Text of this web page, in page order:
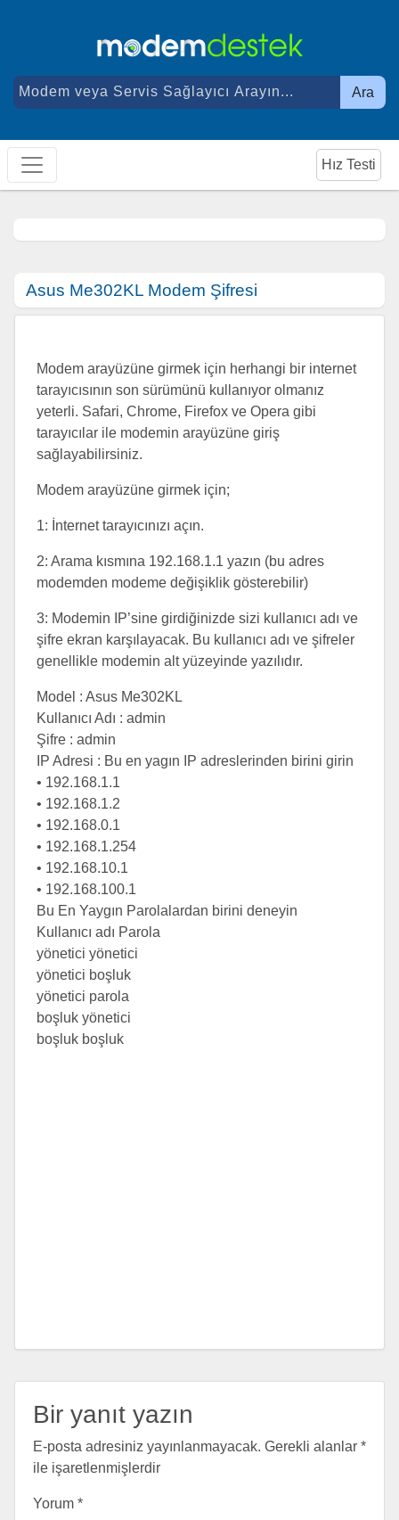
Ara
Hız Testi
Asus Me302KL Modem Şifresi
Modem arayüzüne girmek için herhangi bir internet
tarayıcısının son sürümünü kullanıyor olmanız
yeterli. Safari, Chrome, Firefox ve Opera gibi
tarayıcılar ile modemin arayüzüne giriş
sağlayabilirsiniz.
Modem arayüzüne girmek için;
1: İnternet tarayıcınızı açın.
2: Arama kısmına 192.168.1.1 yazın (bu adres
modemden modeme değişiklik gösterebilir)
3: Modemin IP’sine girdiğinizde sizi kullanıcı adı ve
şifre ekran karşılayacak. Bu kullanıcı adı ve şifreler
genellikle modemin alt yüzeyinde yazılıdır.
Model : Asus Me302KL
Kullanıcı Adı : admin
Şifre : admin
IP Adresi : Bu en yagın IP adreslerinden birini girin
• 192.168.1.1
• 192.168.1.2
• 192.168.0.1
• 192.168.1.254
• 192.168.10.1
• 192.168.100.1
Bu En Yaygın Parolalardan birini deneyin
Kullanıcı adı Parola
yönetici yönetici
yönetici boşluk
yönetici parola
boşluk yönetici
boşluk boşluk
Bir yanıt yazın
E-posta adresiniz yayınlanmayacak. Gerekli alanlar *
ile işaretlenmişlerdir
Yorum *